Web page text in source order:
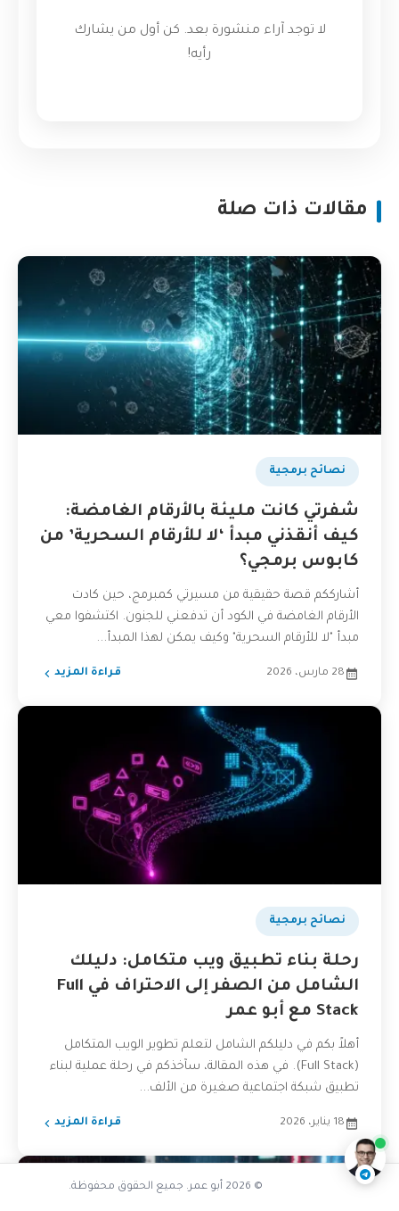
لا توجد آراء منشورة بعد. كن أول من يشارك
رأيه!
مقالات ذات صلة
نصائح برمجية
شفرتي كانت مليئة بالأرقام الغامضة:
كيف أنقذني مبدأ ‘لا للأرقام السحرية’ من
كابوس برمجي؟
أشارككم قصة حقيقية من مسيرتي كمبرمج، حين كادت
الأرقام الغامضة في الكود أن تدفعني للجنون. اكتشفوا معي
مبدأ "لا للأرقام السحرية" وكيف يمكن لهذا المبدأ...
28 مارس، 2026 قراءة المزيد
نصائح برمجية
رحلة بناء تطبيق ويب متكامل: دليلك
الشامل من الصفر إلى الاحتراف في Full
Stack مع أبو عمر
أهلاً بكم في دليلكم الشامل لتعلم تطوير الويب المتكامل
(Full Stack). في هذه المقالة، سآخذكم في رحلة عملية لبناء
تطبيق شبكة اجتماعية صغيرة من الألف...
18 يناير، 2026 قراءة المزيد
لماذا نهرب من الـ Callbacks
© 2026 أبو عمر. جميع الحقوق محفوظة.